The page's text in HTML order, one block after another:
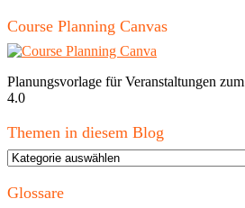
Course Planning Canvas
Planungsvorlage für Veranstaltungen zum
4.0
Themen in diesem Blog
Themen
diesem
Glossare